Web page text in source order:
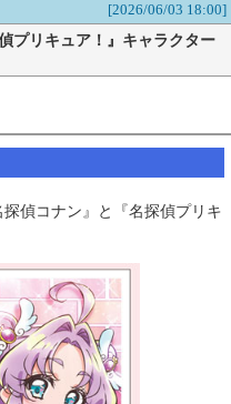
[2026/06/03 18:00]
プリキュア！』キャラクター
偵コナン』と『名探偵プリキ